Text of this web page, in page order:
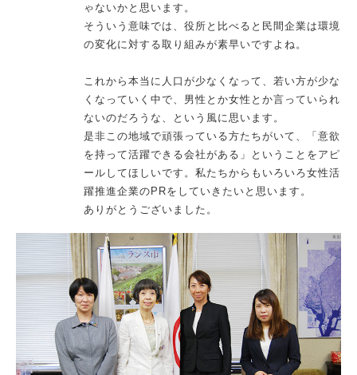
ゃないかと思います。
そういう意味では、役所と比べると民間企業は環境
の変化に対する取り組みが素早いですよね。
これから本当に人口が少なくなって、若い方が少な
くなっていく中で、男性とか女性とか言っていられ
ないのだろうな、という風に思います。
是非この地域で頑張っている方たちがいて、「意欲
を持って活躍できる会社がある」ということをアピ
ールしてほしいです。私たちからもいろいろ女性活
躍推進企業のPRをしていきたいと思います。
ありがとうございました。